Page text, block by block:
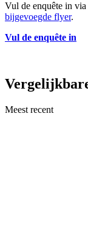
Vul de enquête in
bijgevoegde flyer.
Vul de enquête in
Meest recent